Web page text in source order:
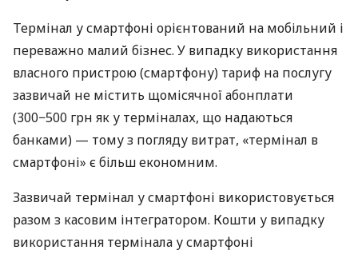
Термінал у смартфоні орієнтований на мобільний і
переважно малий бізнес. У випадку використання
власного пристрою (смартфону) тариф на послугу
зазвичай не містить щомісячної абонплати
(300−500 грн як у терміналах, що надаються
банками) — тому з погляду витрат, «термінал в
смартфоні» є більш економним.
Зазвичай термінал у смартфоні використовується
разом з касовим інтегратором. Кошти у випадку
використання термінала у смартфоні